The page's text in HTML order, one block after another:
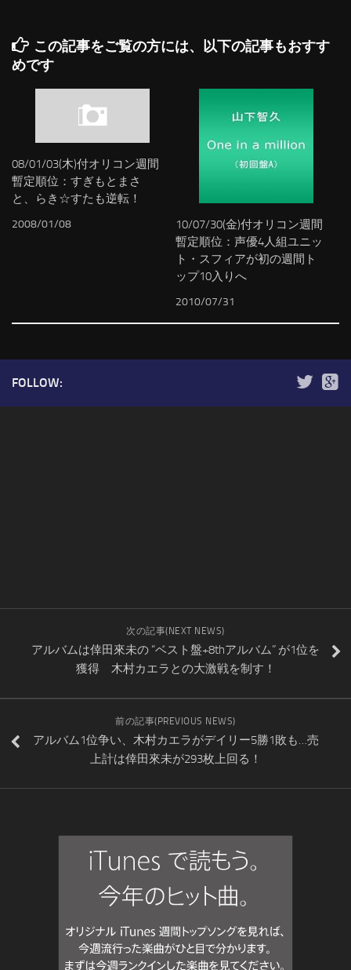
この記事をご覧の方には、以下の記事もおすす
めです
08/01/03(木)付オリコン週間
暫定順位：すぎもとまさ
と、らき☆すたも逆転！
2008/01/08
10/07/30(金)付オリコン週間
暫定順位：声優4人組ユニッ
ト・スフィアが初の週間ト
ップ10入りへ
2010/07/31
FOLLOW:
次の記事(NEXT NEWS)
アルバムは倖田來未の “ベスト盤+8thアルバム” が1位を
獲得 木村カエラとの大激戦を制す！
前の記事(PREVIOUS NEWS)
アルバム1位争い、木村カエラがデイリー5勝1敗も…売
上計は倖田來未が293枚上回る！